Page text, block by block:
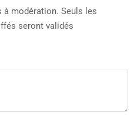
modération. Seuls les
seront validés